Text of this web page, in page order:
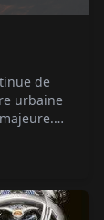
de
urbaine